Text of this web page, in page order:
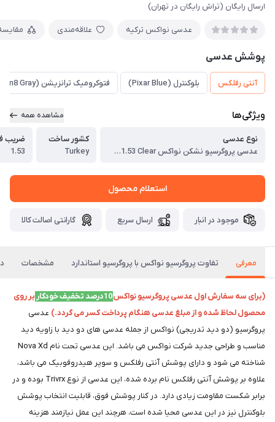
ارسال رایگان (تراش رایگان در تهران)
عدسی نواکس ترکیه علاقه‌مندی
پوشش عدسی
آنتی رفلکس بلوکنترل (Pixar Blue) فتوکرومیک ترانزیشن (Transition Gen8 Gray)
ویژگی‌ها مشاهده همه
نوع عدسی
عدسی پروگرسیو نشکن نواکس Novax Progressive Nova Xd Trivex PIXAR 1.53 Clear همراه با پوشش بلوکنترل (انتخابی)
کشور ساخت
Turkey
ضریب
1.53
استعلام محصول
موجود در انبار ارسال سریع گارانتی اصالت کالا
معرفی تفاوت پروگرسیو نواکس با پروگرسیو استاندارد مشخصات
(برای سه سفارش اول عدسی پروگرسیو نواکس
بر روی
محصول لحاظ شده و از مبلغ عدسی هنگام پرداخت کسر می گردد.) عدسی
پروگرسیو (دو دید تدریجی) نواکس از جمله عدسی های دو دید با زاویه دید
مناسب و طراحی جدید شرکت نواکس می باشد. این عدسی تحت نام Nova Xd
شناخته می شود و دارای پوشش آنتی رفلکس و سوپر هیدروفوبیک می باشد،
علاوه بر پوشش آنتی رفلکس نام برده شده، این عدسی از نوع Trivrx بوده و در
برابر شکست مقاومت زیادی دارد. در کنار پوشش فوق، قابلیت انتخاب پوشش
بلوکنترل نیز در این عدسی محیا شده است، هرچند این عمل نیازمند هزینه